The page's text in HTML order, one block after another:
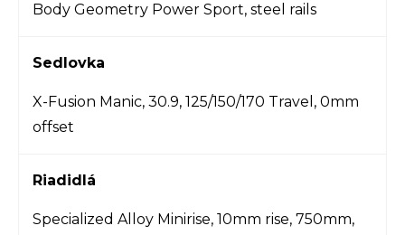
Body Geometry Power Sport, steel rails
Sedlovka
X-Fusion Manic, 30.9, 125/150/170 Travel, 0mm
offset
Riadidlá
Specialized Alloy Minirise, 10mm rise, 750mm,